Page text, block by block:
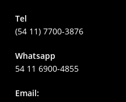
Tel
(54 11) 7700-3876
Whatsapp
54 11 6900-4855
Email: